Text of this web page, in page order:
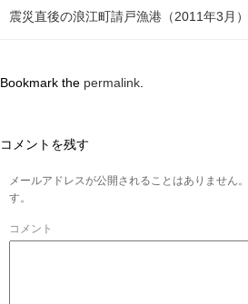
震災直後の浪江町請戸漁港（2011年3月）
Bookmark the permalink.
コメントを残す
メールアドレスが公開されることはありません
す。
コメント